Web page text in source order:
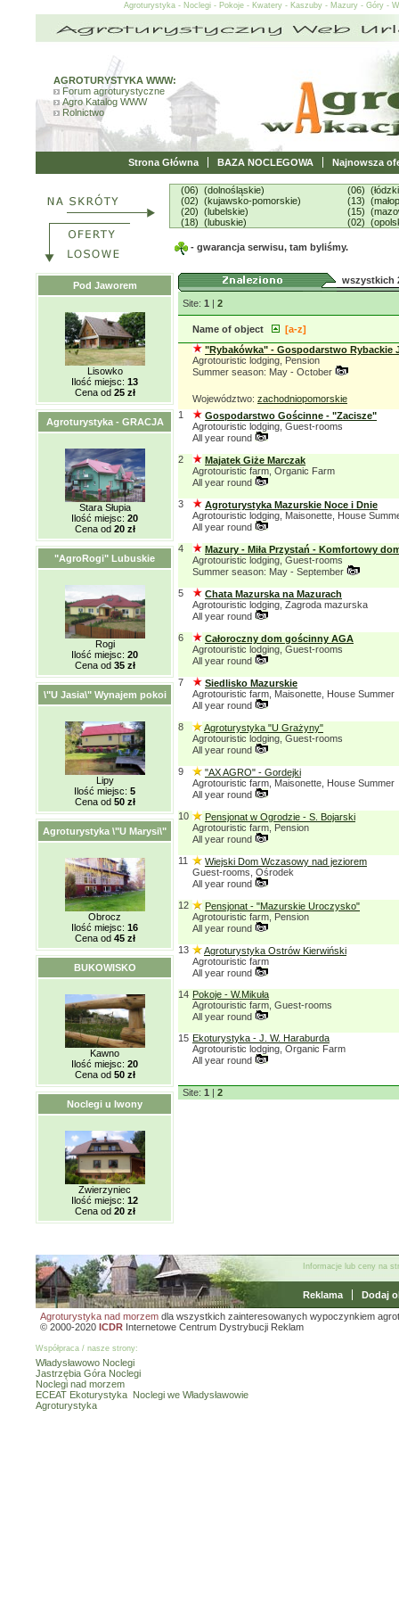
Agroturystyka - Noclegi - Pokoje - Kwatery - Kaszuby - Mazury - Góry -
AGROTURYSTYKA WWW:
Forum agroturystyczne
Agro Katalog WWW
Rolnictwo
Strona Główna BAZA NOCLEGOWA Najnowsza
(06) (dolnośląskie)
(02) (kujawsko-pomorskie)
(20) (lubelskie)
(18) (lubuskie)
(06)
(13)
(15)
(02)
- gwarancja serwisu, tam byliśmy.
Pod Jaworem
Lisowko
Ilość miejsc: 13
Cena od 25 zł
Agroturystyka - GRACJA
Stara Słupia
Ilość miejsc: 20
Cena od 20 zł
"AgroRogi" Lubuskie
Rogi
Ilość miejsc: 20
Cena od 35 zł
\"U Jasia\" Wynajem pokoi
Lipy
Ilość miejsc: 5
Cena od 50 zł
Agroturystyka \"U Marysi\"
Obrocz
Ilość miejsc: 16
Cena od 45 zł
BUKOWISKO
Kawno
Ilość miejsc: 20
Cena od 50 zł
Noclegi u Iwony
Zwierzyniec
Ilość miejsc: 12
Cena od 20 zł
wszystkich
Site: 1 | 2
Name of object
[a-z]
"Rybakówka" - Gospodarstwo Rybackie
Agrotouristic lodging, Pension
Summer season: May - October
Województwo: zachodniopomorskie
1
Gospodarstwo Gościnne - "Zacisze"
Agrotouristic lodging, Guest-rooms
All year round
2
Majatek Giże Marczak
Agrotouristic farm, Organic Farm
All year round
3
Agroturystyka Mazurskie Noce i Dnie
Agrotouristic lodging, Maisonette, House
All year round
4
Mazury - Miła Przystań - Komfortowy
Agrotouristic lodging, Guest-rooms
Summer season: May - September
5
Chata Mazurska na Mazurach
Agrotouristic lodging, Zagroda mazurska
All year round
6
Całoroczny dom gościnny AGA
Agrotouristic lodging, Guest-rooms
All year round
7
Siedlisko Mazurskie
Agrotouristic farm, Maisonette, House Summer
All year round
8
Agroturystyka "U Grażyny"
Agrotouristic lodging, Guest-rooms
All year round
9
"AX AGRO" - Gordejki
Agrotouristic farm, Maisonette, House Summer
All year round
10
Pensjonat w Ogrodzie - S. Bojarski
Agrotouristic farm, Pension
All year round
11
Wiejski Dom Wczasowy nad jeziorem
Guest-rooms, Ośrodek
All year round
12
Pensjonat - "Mazurskie Uroczysko"
Agrotouristic farm, Pension
All year round
13
Agroturystyka Ostrów Kierwiński
Agrotouristic farm
All year round
14 Pokoje - W.Mikuła
Agrotouristic farm, Guest-rooms
All year round
15 Ekoturystyka - J. W. Haraburda
Agrotouristic lodging, Organic Farm
All year round
Site: 1 | 2
Informacje lub ceny na
Reklama
Dodaj
Agroturystyka nad morzem dla wszystkich zainteresowanych wypoczynkiem
© 2000-2020 ICDR Internetowe Centrum Dystrybucji Reklam
Współpraca / nasze strony:
Władysławowo Noclegi
Jastrzębia Góra Noclegi
Noclegi nad morzem
ECEAT Ekoturystyka Noclegi we Władysławowie
Agroturystyka